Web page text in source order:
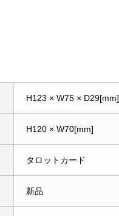
H123 × W75 × D29[mm]
H120 × W70[mm]
タロットカード
新品